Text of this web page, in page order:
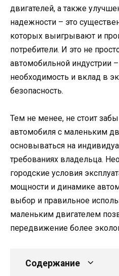
двигателей, а также
надежности – это
которых выигрывают и
потребители. И это не
автомобильной индустрии
необходимость и вклад в
безопасность.
Тем не менее, не стоит
автомобиля с маленьким
основываться на
требованиях владельца.
городские условия
мощности и динамике
выбор и правильное
маленьким двигателем
передвижение более
Содержание